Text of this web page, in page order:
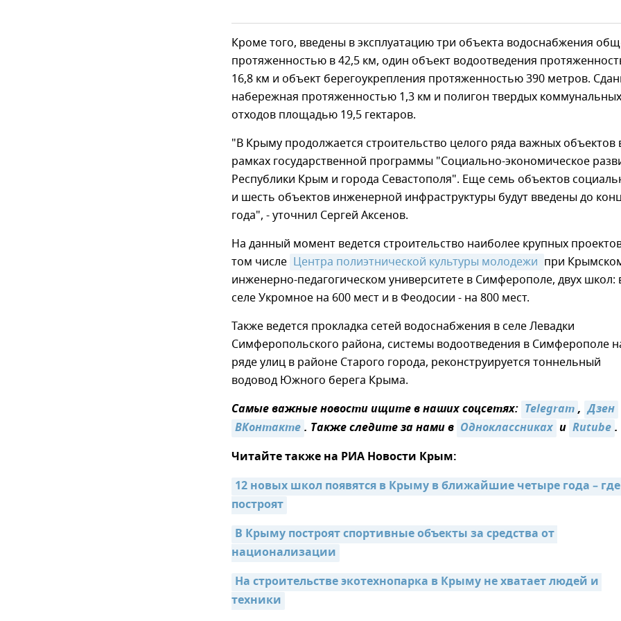
Кроме того, введены в эксплуатацию три объекта водоснабжения
протяженностью в 42,5 км, один объект водоотведения
16,8 км и объект берегоукрепления протяженностью 390 метров.
набережная протяженностью 1,3 км и полигон твердых коммунальных
отходов площадью 19,5 гектаров.
"В Крыму продолжается строительство целого ряда важных объектов
рамках государственной программы "Социально-экономическое
Республики Крым и города Севастополя". Еще семь объектов
и шесть объектов инженерной инфраструктуры будут введены до
года", - уточнил Сергей Аксенов.
На данный момент ведется строительство наиболее крупных
том числе Центра полиэтнической культуры молодежи при
инженерно-педагогическом университете в Симферополе, двух школ:
селе Укромное на 600 мест и в Феодосии - на 800 мест.
Также ведется прокладка сетей водоснабжения в селе Левадки
Симферопольского района, системы водоотведения в Симферополе
ряде улиц в районе Старого города, реконструируется тоннельный
водовод Южного берега Крыма.
Самые важные новости ищите в наших соцсетях: Telegram, Дзен
ВКонтакте. Также следите за нами в Одноклассниках и Rutube.
Читайте также на РИА Новости Крым:
12 новых школ появятся в Крыму в ближайшие четыре года – где
построят
В Крыму построят спортивные объекты за средства от
национализации
На строительстве экотехнопарка в Крыму не хватает людей и
техники